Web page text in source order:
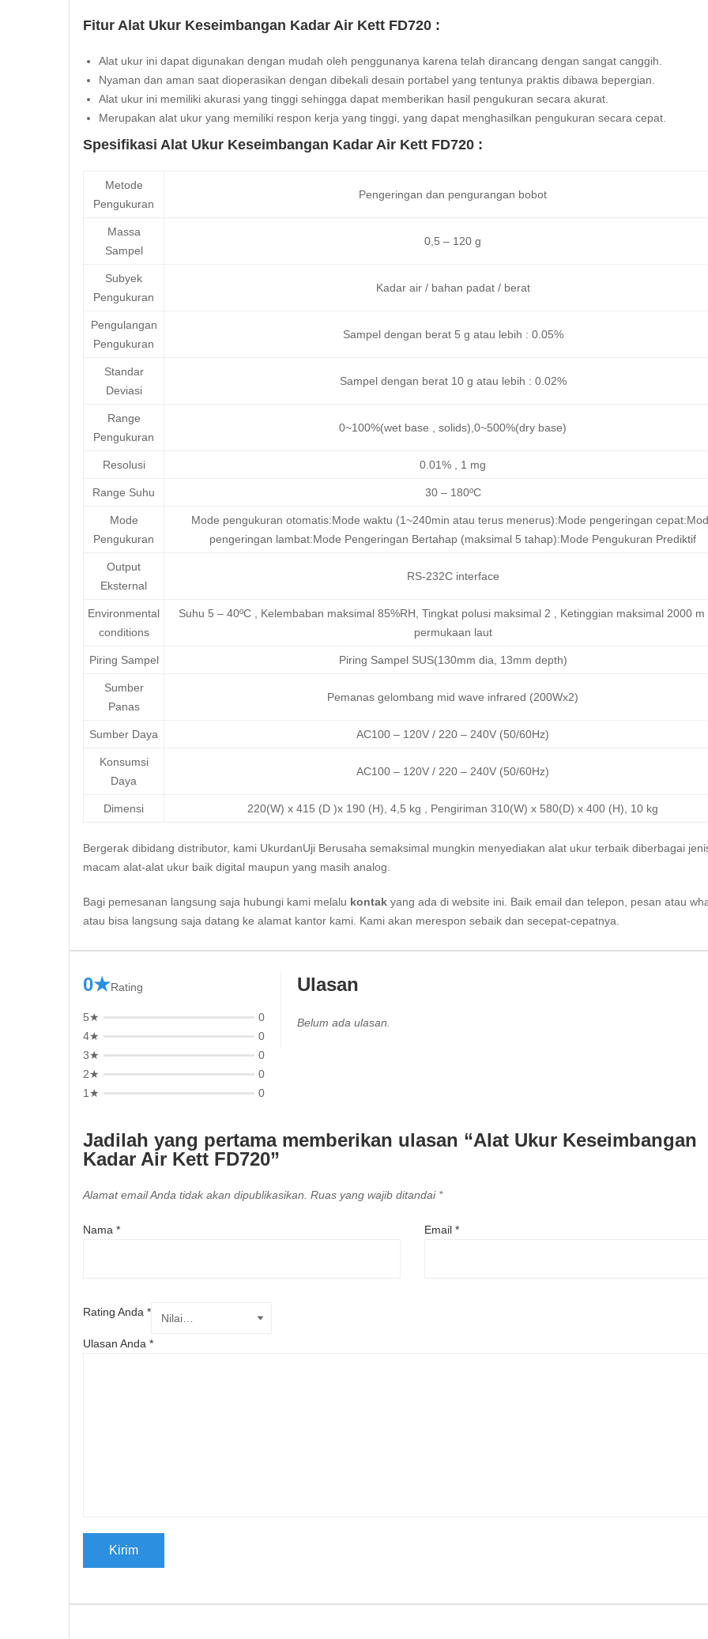
Fitur Alat Ukur Keseimbangan Kadar Air Kett FD720 :
Alat ukur ini dapat digunakan dengan mudah oleh penggunanya karena telah dirancang dengan sangat canggih.
Nyaman dan aman saat dioperasikan dengan dibekali desain portabel yang tentunya praktis dibawa bepergian.
Alat ukur ini memiliki akurasi yang tinggi sehingga dapat memberikan hasil pengukuran secara akurat.
Merupakan alat ukur yang memiliki respon kerja yang tinggi, yang dapat menghasilkan pengukuran secara cepat.
Spesifikasi Alat Ukur Keseimbangan Kadar Air Kett FD720 :
Metode
Pengukuran
Pengeringan dan pengurangan bobot
Massa
Sampel
0,5 – 120 g
Subyek
Pengukuran
Kadar air / bahan padat / berat
Pengulangan
Pengukuran
Sampel dengan berat 5 g atau lebih : 0.05%
Standar
Deviasi
Sampel dengan berat 10 g atau lebih : 0.02%
Range
Pengukuran
0~100%(wet base , solids),0~500%(dry base)
Resolusi 0.01% , 1 mg
Range Suhu 30 – 180ºC
Mode
Pengukuran
Mode pengukuran otomatis:Mode waktu (1~240min atau terus menerus):Mode pengeringan
pengeringan lambat:Mode Pengeringan Bertahap (maksimal 5 tahap):Mode Pengukuran Prediktif
Output
Eksternal
RS-232C interface
Environmental
conditions
Suhu 5 – 40ºC , Kelembaban maksimal 85%RH, Tingkat polusi maksimal 2 , Ketinggian maksimal 2000 m
permukaan laut
Piring Sampel Piring Sampel SUS(130mm dia, 13mm depth)
Sumber
Panas
Pemanas gelombang mid wave infrared (200Wx2)
Sumber Daya AC100 – 120V / 220 – 240V (50/60Hz)
Konsumsi
Daya
AC100 – 120V / 220 – 240V (50/60Hz)
Dimensi 220(W) x 415 (D )x 190 (H), 4,5 kg , Pengiriman 310(W) x 580(D) x 400 (H), 10 kg
Bergerak dibidang distributor, kami UkurdanUji Berusaha semaksimal mungkin menyediakan alat ukur terbaik diberbagai
macam alat-alat ukur baik digital maupun yang masih analog.
Bagi pemesanan langsung saja hubungi kami melalu kontak yang ada di website ini. Baik email dan telepon, pesan atau
atau bisa langsung saja datang ke alamat kantor kami. Kami akan merespon sebaik dan secepat-cepatnya.
0★Rating
5★
0
4★
0
3★
0
2★
0
1★
0
Ulasan
Belum ada ulasan.
Jadilah yang pertama memberikan ulasan “Alat Ukur Keseimbangan
Kadar Air Kett FD720”
Alamat email Anda tidak akan dipublikasikan. Ruas yang wajib ditandai *
Nama * Email *
Rating Anda *
Ulasan Anda *